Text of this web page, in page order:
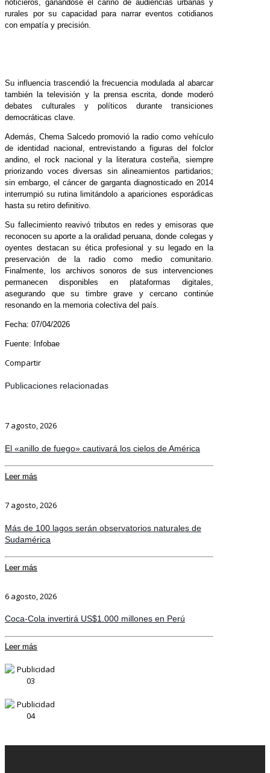
noticieros, ganándose el cariño de audiencias urbanas y
rurales por su capacidad para narrar eventos cotidianos
con empatía y precisión.
Su influencia trascendió la frecuencia modulada al abarcar
también la televisión y la prensa escrita, donde moderó
debates culturales y políticos durante transiciones
democráticas clave.
Además, Chema Salcedo promovió la radio como vehículo
de identidad nacional, entrevistando a figuras del folclor
andino, el rock nacional y la literatura costeña, siempre
priorizando voces diversas sin alineamientos partidarios;
sin embargo, el cáncer de garganta diagnosticado en 2014
interrumpió su rutina limitándolo a apariciones esporádicas
hasta su retiro definitivo.
Su fallecimiento reavivó tributos en redes y emisoras que
reconocen su aporte a la oralidad peruana, donde colegas y
oyentes destacan su ética profesional y su legado en la
preservación de la radio como medio comunitario.
Finalmente, los archivos sonoros de sus intervenciones
permanecen disponibles en plataformas digitales,
asegurando que su timbre grave y cercano continúe
resonando en la memoria colectiva del país.
Fecha: 07/04/2026
Fuente: Infobae
Compartir
Publicaciones relacionadas
7 agosto, 2026
El «anillo de fuego» cautivará los cielos de América
Leer más
7 agosto, 2026
Más de 100 lagos serán observatorios naturales de
Sudamérica
Leer más
6 agosto, 2026
Coca-Cola invertirá US$1.000 millones en Perú
Leer más